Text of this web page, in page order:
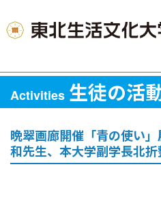
Activities 生徒の活
晩翠画廊開催「青の使い
和先生、本大学副学長北